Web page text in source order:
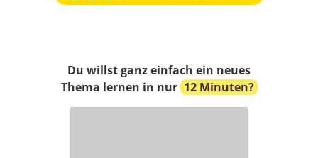
Du willst ganz einfach ein neues
Thema lernen in nur 12 Minuten?